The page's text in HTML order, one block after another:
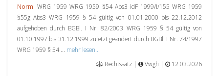
Norm: WRG 1959 WRG 1959 §54 Abs3 idF 1999/I/155 WRG 1959
§55g Abs3 WRG 1959 § 54 gültig von 01.01.2000 bis 22.12.2012
aufgehoben durch BGBl. I Nr. 82/2003 WRG 1959 § 54 gültig von
01.10.1997 bis 31.12.1999 zuletzt geändert durch BGBl. I Nr. 74/1997
WRG 1959 § 54 ... mehr lesen...
Rechtssatz |
Vwgh | 12.03.2026